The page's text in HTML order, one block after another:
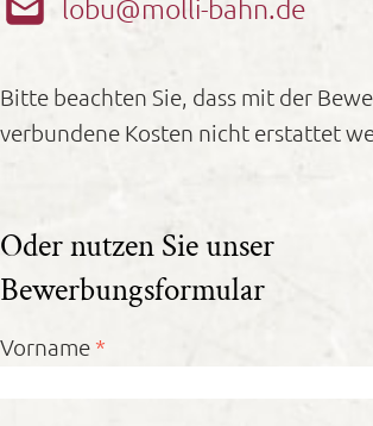
lobu@molli-bahn.de
Bitte beachten Sie, dass mit der
verbundene Kosten nicht erstattet
Oder nutzen Sie unser
Bewerbungsformular
Vorname *